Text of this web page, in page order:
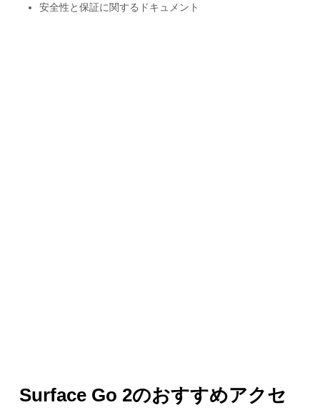
安全性と保証に関するドキュメント
Surface Go 2のおすすめアクセ